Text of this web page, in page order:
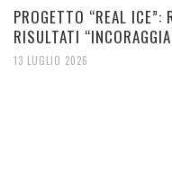
PROGETTO “REAL ICE”:
RISULTATI
13 LUGLIO 2026